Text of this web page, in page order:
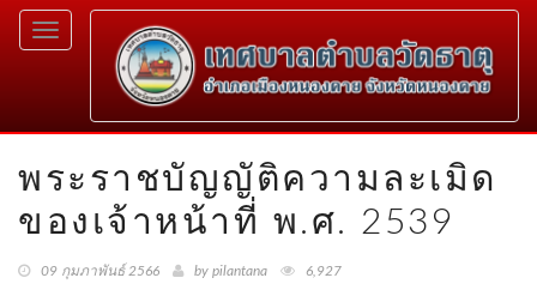
Toggle
navigation
พระราชบัญญัติความละเมิด
ของเจ้าหน้าที่ พ.ศ. 2539
09 กุมภาพันธ์ 2566 by pilantana 6,927